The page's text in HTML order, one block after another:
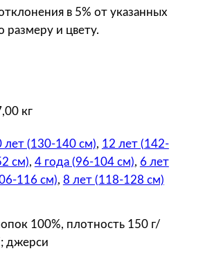
в 5% от указанных
размеру и цвету.
кг
лет (130-140 см), 12 лет (142-
см), 4 года (96-104 см), 6 лет
116 см), 8 лет (118-128 см)
100%, плотность 150 г/
джерси